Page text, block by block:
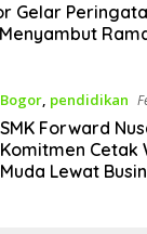
Gelar
Bogor, pendidikan
SMK Forward
Komitmen Cetak
Muda Lewat